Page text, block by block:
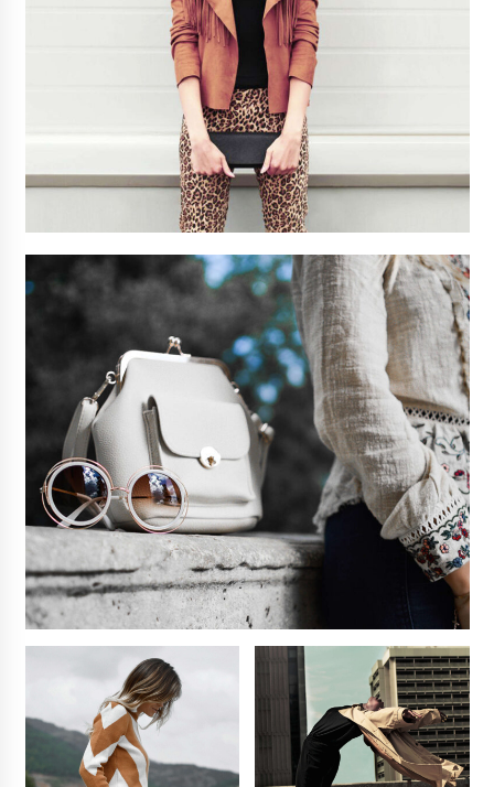
Viaja, Graba, Triunfa: Cómo ser un YouTuber
Viajero y Vivir de tu Pasión
3 años atrás
Viajeros Veganos
3 años atrás
Gwoaw: La Primera Red Social Vegana
3 años atrás